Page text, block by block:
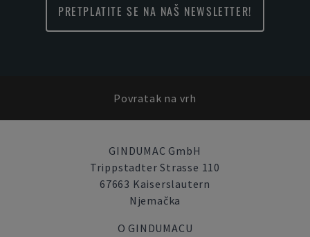
PRETPLATITE SE NA NAŠ NEWSLETTER!
Povratak na vrh
GINDUMAC GmbH
Trippstadter Strasse 110
67663 Kaiserslautern
Njemačka
O GINDUMACU